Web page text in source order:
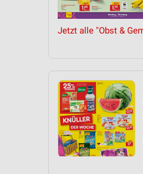
Jetzt alle "Obst &
Geräte anhand von aktiv
Nicht-IAB-Verarbeitungszwecke: